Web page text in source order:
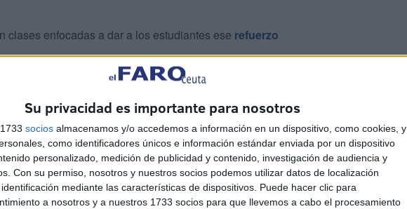
Su privacidad es importante para nosotros
socios almacenamos y/o accedemos a información en un dispositivo, como cookies, y
como identificadores únicos e información estándar enviada por un dispositivo
personalizado, medición de publicidad y contenido, investigación de audiencia y
Con su permiso, nosotros y nuestros socios podemos utilizar datos de localización
mediante las características de dispositivos. Puede hacer clic para
a nosotros y a nuestros 1733 socios para que llevemos a cabo el procesamiento
clases enfocadas a dar a los estudiantes ese refuerzo
las cuatro hasta las ocho de la noche. Las clases
grupos de adultos.